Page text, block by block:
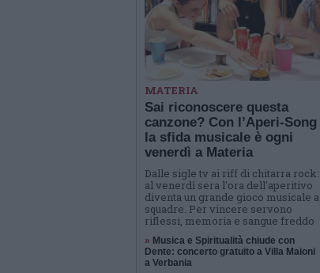
MATERIA
Sai riconoscere questa
canzone? Con l’Aperi-Song
la sfida musicale è ogni
venerdì a Materia
Dalle sigle tv ai riff di chitarra rock:
al venerdì sera l'ora dell'aperitivo
diventa un grande gioco musicale a
squadre. Per vincere servono
riflessi, memoria e sangue freddo
» Musica e Spiritualità chiude con
Dente: concerto gratuito a Villa Maioni
a Verbania